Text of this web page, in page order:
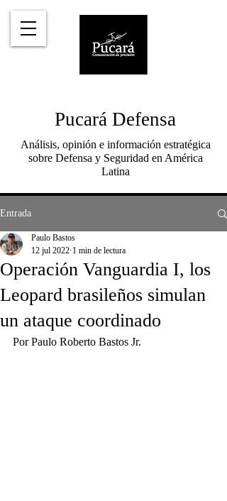
Pucará Defensa
Análisis, opinión e información estratégica
sobre Defensa y Seguridad en América
Latina
Entrada
Operación Vanguardia I, los
Leopard brasileños simulan
un ataque coordinado
Paulo Bastos
12 jul 2022 1 min de lectura
Por Paulo Roberto Bastos Jr.